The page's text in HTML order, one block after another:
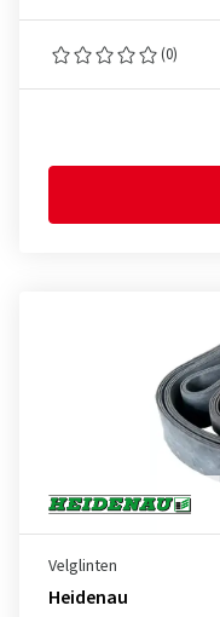
(0)
Velglinten
Heidenau